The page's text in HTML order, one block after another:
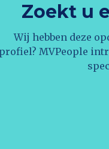
Zoekt u
Wij hebben deze
profiel? MVPeople